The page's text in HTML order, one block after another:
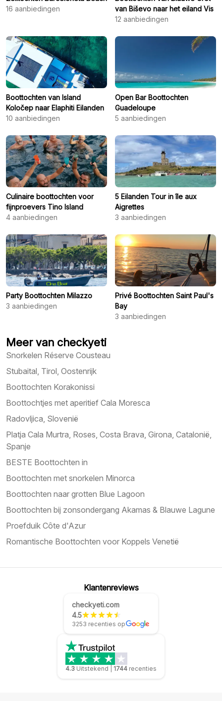
16 aanbiedingen
van Biševo naar het eiland Vis
12 aanbiedingen
Boottochten van Island
Koločep naar Elaphiti Eilanden
10 aanbiedingen
Open Bar Boottochten
Guadeloupe
5 aanbiedingen
Culinaire boottochten voor
fijnproevers Tino Island
4 aanbiedingen
5 Eilanden Tour in île aux
Aigrettes
3 aanbiedingen
Party Boottochten Milazzo
3 aanbiedingen
Privé Boottochten Saint Paul's
Bay
3 aanbiedingen
Meer van checkyeti
Snorkelen Réserve Cousteau
Stubaital, Tirol, Oostenrijk
Boottochten Korakonissi
Boottochtjes met aperitief Cala Moresca
Radovljica, Slovenië
Platja Cala Murtra, Roses, Costa Brava, Girona, Catalonië,
Spanje
BESTE Boottochten in
Boottochten met snorkelen Minorca
Boottochten naar grotten Blue Lagoon
Boottochten bij zonsondergang Akamas & Blauwe Lagune
Proefduik Côte d'Azur
Romantische Boottochten voor Koppels Venetië
Klantenreviews
checkyeti.com
4.5
3253 recenties op
4.3 Uitstekend 1744 recenties